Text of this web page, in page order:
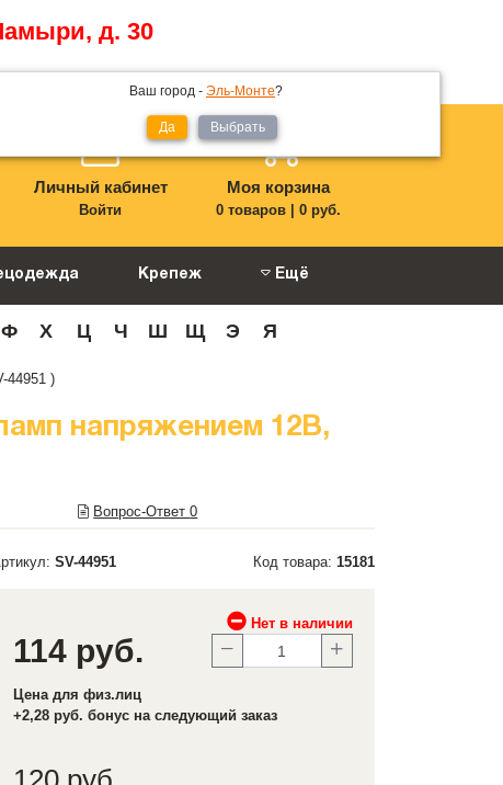
д. 30
Ваш город - Эль-Монте?
Да Выбрать
Личный кабинет
Войти
Моя корзина
0 товаров| 0 руб.
Крепеж Ещё
Ф Х Ц Ч Ш Щ Э Я
44951 )
напряжением 12В,
Вопрос-Ответ0
SV-44951 Код товара: 15181
Нет в наличии
114 руб.
Цена для физ.лиц
+2,28 руб. бонус на следующий заказ